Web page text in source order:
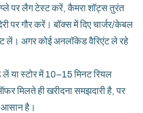
पर लैग टेस्ट करें, कैमरा शॉट्स तुरंत
पर गौर करें। बॉक्स में दिए चार्जर/केबल
लें। अगर कोई अनलॉकेड वैरिएंट ले रहे
या स्टोर में 10–15 मिनट रियल
मिलते ही खरीदना समझदारी है, पर
आसान है।